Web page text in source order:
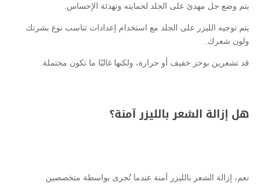
يتم وضع جل مهدئ على الجلد لحمايته وتهدئة الإحساس.
يتم توجيه الليزر على الجلد مع استخدام إعدادات تناسب نوع بشرتك
ولون شعرك.
قد تشعرين بوخز خفيف أو حرارة، ولكنها غالبًا ما تكون محتملة.
هل إزالة الشعر بالليزر آمنة؟
نعم، إزالة الشعر بالليزر آمنة عندما تُجرى بواسطة متخصصين